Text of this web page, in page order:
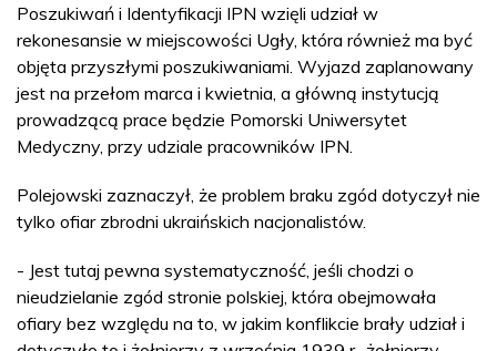
Poszukiwań i Identyfikacji IPN wzięli udział w
rekonesansie w miejscowości Ugły, która również ma być
objęta przyszłymi poszukiwaniami. Wyjazd zaplanowany
jest na przełom marca i kwietnia, a główną instytucją
prowadzącą prace będzie Pomorski Uniwersytet
Medyczny, przy udziale pracowników IPN.
Polejowski zaznaczył, że problem braku zgód dotyczył nie
tylko ofiar zbrodni ukraińskich nacjonalistów.
- Jest tutaj pewna systematyczność, jeśli chodzi o
nieudzielanie zgód stronie polskiej, która obejmowała
ofiary bez względu na to, w jakim konflikcie brały udział i